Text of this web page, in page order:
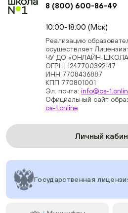
8 (800) 600-86-49
10:00-18:00 (Мск)
Реализацию
осуществляет
ЧУ ДО «ОНЛАЙН-
ОГРН: 1247700392147
ИНН 7708436887
КПП 770801001
Эл. почта: info@os-
Официальный сайт
os-1.online
Личный
Государственная